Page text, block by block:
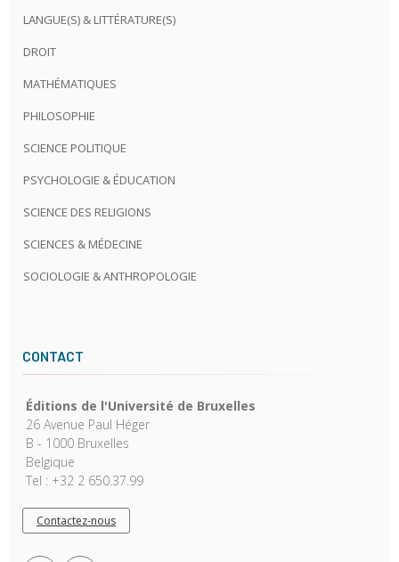
LANGUE(S) & LITTÉRATURE(S)
DROIT
MATHÉMATIQUES
PHILOSOPHIE
SCIENCE POLITIQUE
PSYCHOLOGIE & ÉDUCATION
SCIENCE DES RELIGIONS
SCIENCES & MÉDECINE
SOCIOLOGIE & ANTHROPOLOGIE
CONTACT
Éditions de l'Université de Bruxelles
26 Avenue Paul Héger
B - 1000 Bruxelles
Belgique
Tel : +32 2 650.37.99
Contactez-nous